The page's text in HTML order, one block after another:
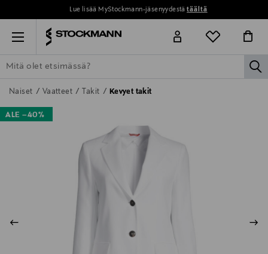
Lue lisää MyStockmann-jäsenyydestätäältä
Menu
ETSI KAIKKI NAISET MIEHET LAPSET
Naiset Vaatteet Takit Kevyet takit
ALE –40%